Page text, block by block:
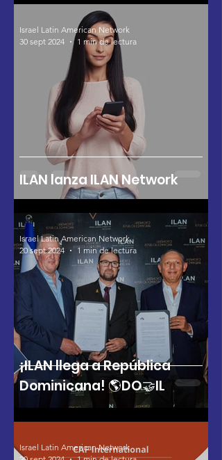
ILAN lanza ILAN Network
Israel Latin American Network
30 sept 2024
1 min de lectura
¡ILAN llega a República
Dominicana! 🌎DO🤝IL
Israel Latin American Network
20 sept 2024
1 min de lectura
Israel Latin American Network